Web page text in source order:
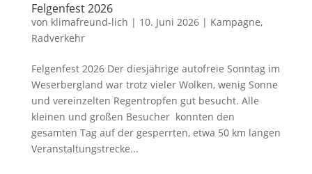
Felgenfest 2026
von klimafreund-lich | 10. Juni 2026| Kampagne,
Radverkehr
Felgenfest 2026 Der diesjährige autofreie Sonntag im
Weserbergland war trotz vieler Wolken, wenig Sonne
und vereinzelten Regentropfen gut besucht. Alle
kleinen und großen Besucher konnten den
gesamten Tag auf der gesperrten, etwa 50 km langen
Veranstaltungstrecke...